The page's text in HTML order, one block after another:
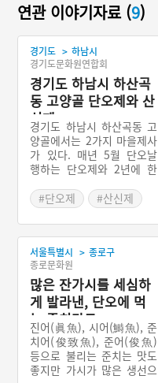
연관 이야기자료 (9)
경기도 > 하남시
경기도문화원연합회
경기도 하남시 하산곡
동 고양골 단오제와 산
신제
경기도 하남시 하산곡동 고
양골에서는 2가지 마을제사
가 있다. 매년 5월 단오날
행하는 단오제와 2년에 한
단산신제가 그것이다. 단오
제는 길가에 있는 350여년
정도된 느티나무에서 행하
고, 검단산산신제는 마을 뒤
쪽에 있는 검단산에 있는 산
치성터에서 지낸다.
#단오제
#산신제
서울특별시 > 종로구
종로문화원
많은 잔가시를 세심하
게 발라낸, 단오에 먹
는 준치만두
진어(眞魚), 시어(鰣魚), 준
치어(俊致魚), 준어(俊魚)
등으로 불리는 준치는 맛도
좋지만 가시가 많은 생선으